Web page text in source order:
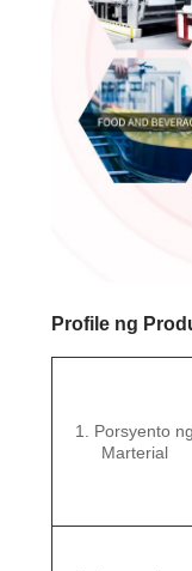
Profile ng
1. Porsyento ng
Marterial